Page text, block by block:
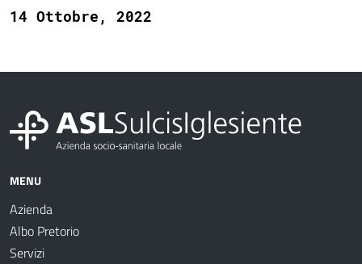
14 Ottobre, 2022
MENU
Azienda
Albo Pretorio
Servizi